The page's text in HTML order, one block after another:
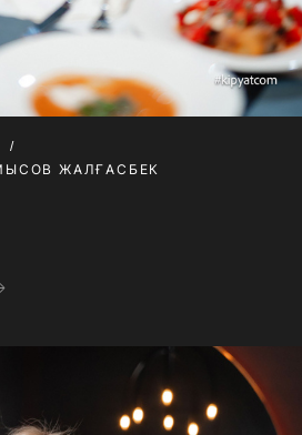
ЖАЛҒАСБЕК